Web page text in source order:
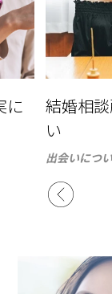
違 婚活が
婚活を成功